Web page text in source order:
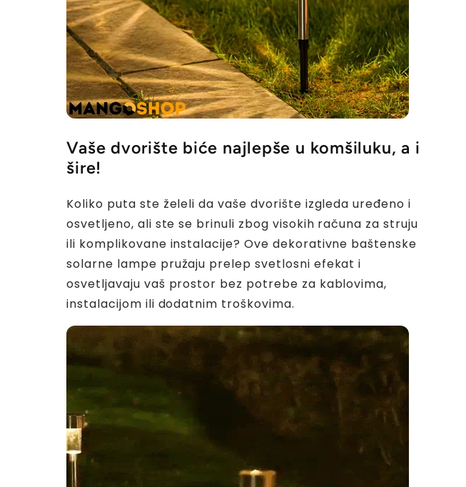
Vaše dvorište biće najlepše u komšiluku, a i
šire!
Koliko puta ste želeli da vaše dvorište izgleda uređeno i
osvetljeno, ali ste se brinuli zbog visokih računa za struju
ili komplikovane instalacije? Ove dekorativne baštenske
solarne lampe pružaju prelep svetlosni efekat i
osvetljavaju vaš prostor bez potrebe za kablovima,
instalacijom ili dodatnim troškovima.